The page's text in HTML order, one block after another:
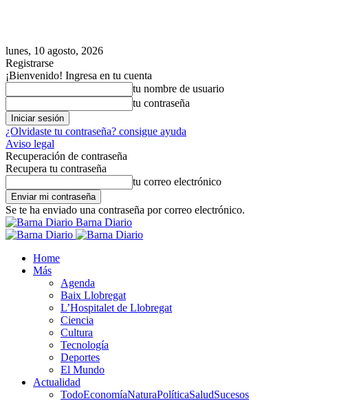
lunes, 10 agosto, 2026
Registrarse
¡Bienvenido! Ingresa en tu cuenta
tu nombre de usuario
tu contraseña
¿Olvidaste tu contraseña? consigue ayuda
Aviso legal
Recuperación de contraseña
Recupera tu contraseña
tu correo electrónico
Se te ha enviado una contraseña por correo electrónico.
Barna Diario
Home
Más
Agenda
Baix Llobregat
L’Hospitalet de Llobregat
Ciencia
Cultura
Tecnología
Deportes
El Mundo
Actualidad
TodoEconomíaNaturaPolíticaSaludSucesos